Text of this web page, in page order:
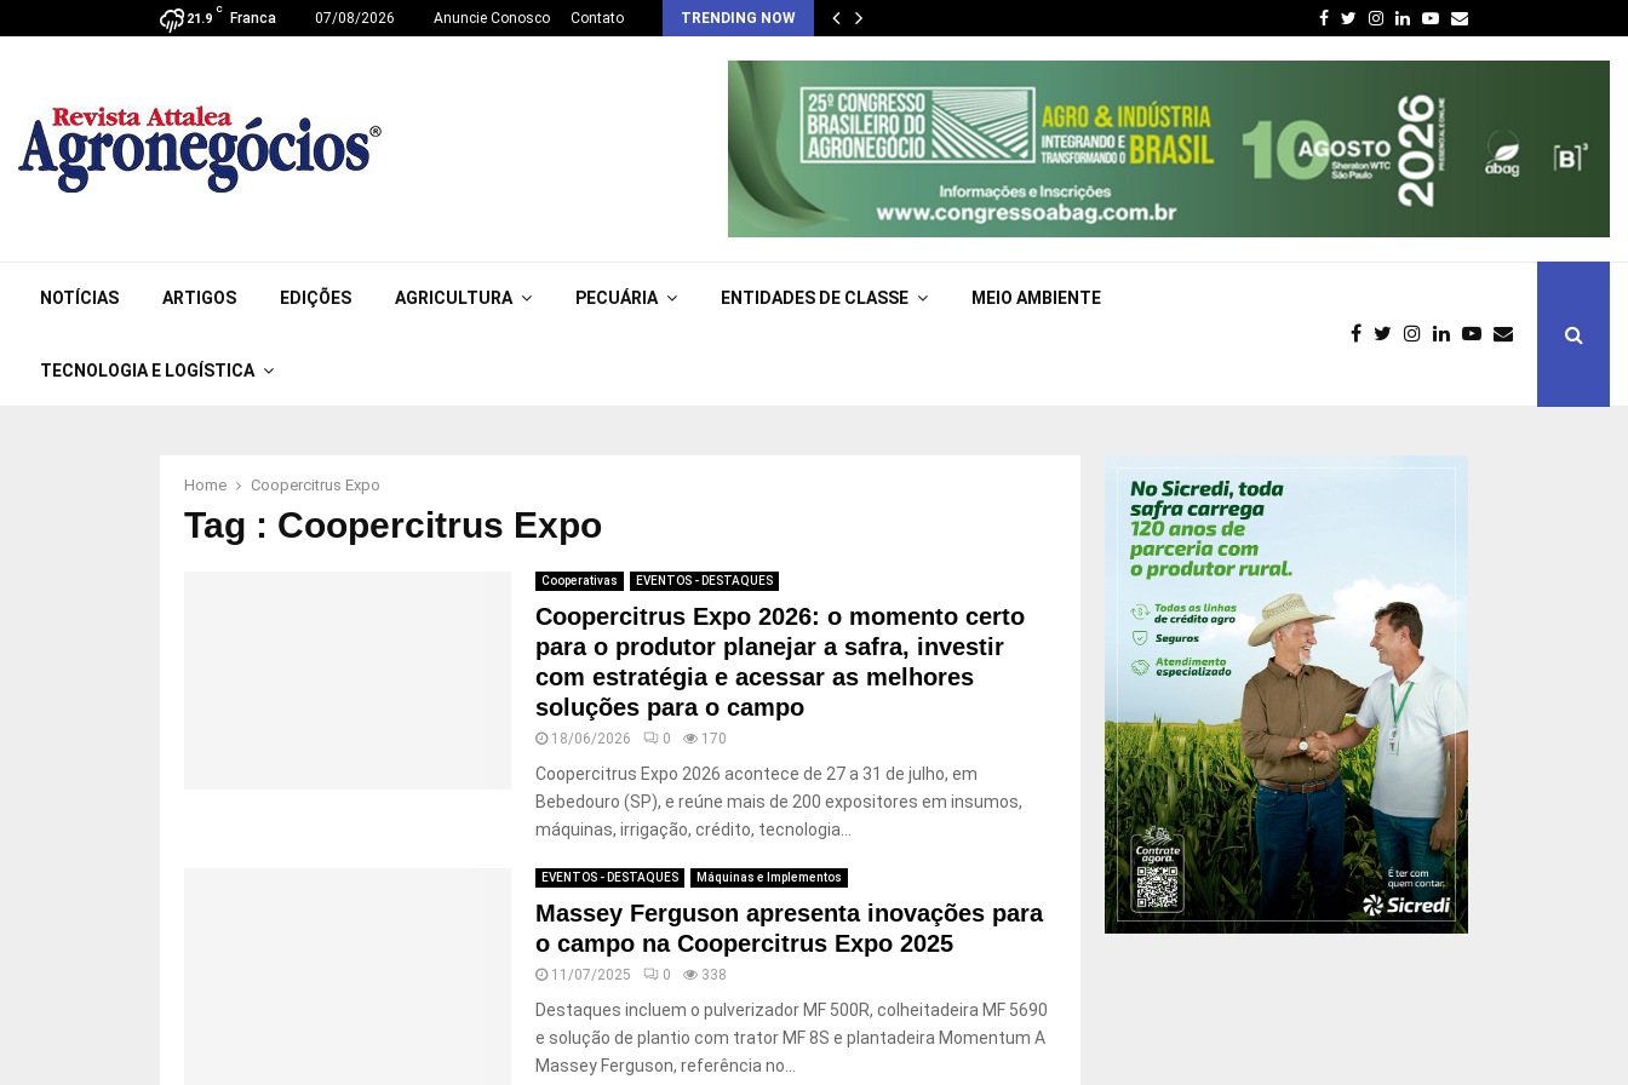
21.9
C
Franca 07/08/2026 Anuncie Conosco Contato TRENDING NOW Facebook
Twitter
Instagram
LinkedinYoutube
Email
NOTÍCIAS ARTIGOS EDIÇÕES AGRICULTURA PECUÁRIA ENTIDADES DE CLASSE MEIO AMBIENTE
TECNOLOGIA E LOGÍSTICA
Home Coopercitrus Expo
Tag : Coopercitrus Expo
Cooperativas EVENTOS - DESTAQUES
Coopercitrus Expo 2026: o momento certo
para o produtor planejar a safra, investir
com estratégia e acessar as melhores
soluções para o campo
18/06/2026 0 170
Coopercitrus Expo 2026 acontece de 27 a 31 de julho, em
Bebedouro (SP), e reúne mais de 200 expositores em insumos,
máquinas, irrigação, crédito, tecnologia...
EVENTOS - DESTAQUES Máquinas e Implementos
Massey Ferguson apresenta inovações para
o campo na Coopercitrus Expo 2025
11/07/2025 0 338
Destaques incluem o pulverizador MF 500R, colheitadeira MF 5690
e solução de plantio com trator MF 8S e plantadeira Momentum A
Massey Ferguson, referência no...